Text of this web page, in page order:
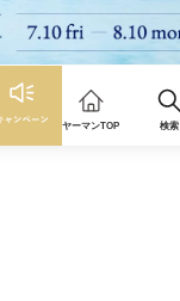
ヤーマンTOP 検索